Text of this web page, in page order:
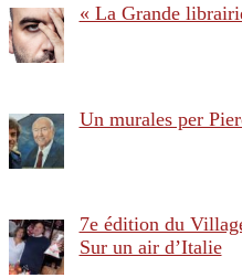
« La Grande
Un murales per
7e édition du
Sur un air d’Italie